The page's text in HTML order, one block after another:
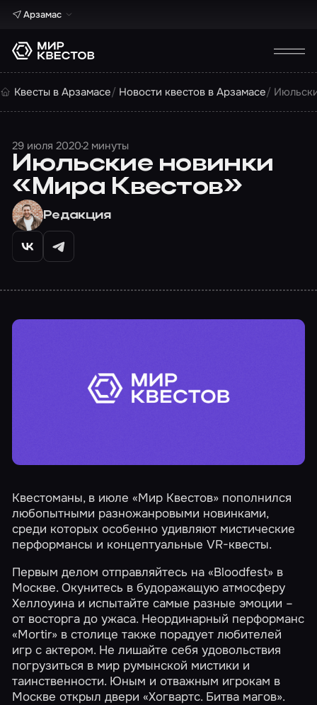
Арзамас
Квесты в Арзамасе Новости квестов в Арзамасе
29 июля 20202 минуты
Июльские новинки
«Мира Квестов»
Редакция
Квестоманы, в июле «Мир Квестов» пополнился
любопытными разножанровыми новинками,
среди которых особенно удивляют мистические
перформансы и концептуальные VR-квесты.
Первым делом отправляйтесь на«Bloodfest» в
Москве. Окунитесь в будоражащую атмосферу
Хеллоуина и испытайте самые разные эмоции –
от восторга до ужаса. Неординарный перформанс
«Mortir» в столице также порадует любителей
игр с актером. Не лишайте себя удовольствия
погрузиться в мир румынской мистики и
таинственности. Юным и отважным игрокам в
Москве открыл двери «Хогвартс. Битва магов».